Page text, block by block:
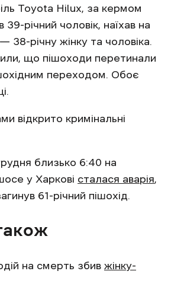
Toyota Hilux, за кермом
39-річний чоловік, наїхав на
38-річну жінку та чоловіка.
що пішоходи перетинали
переходом. Обоє
відкрито кримінальні
близько 6:40 на
у Харкові сталася аварія,
61-річний пішохід.
на смерть збив жінку-